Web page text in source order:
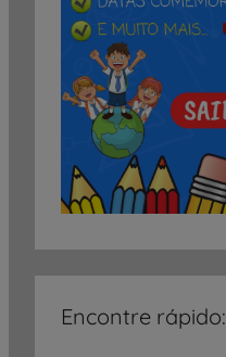
Encontre rápido: